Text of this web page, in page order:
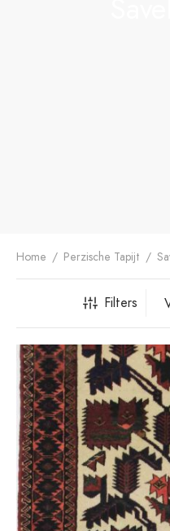
Home / Perzische Tapijt /
Filters